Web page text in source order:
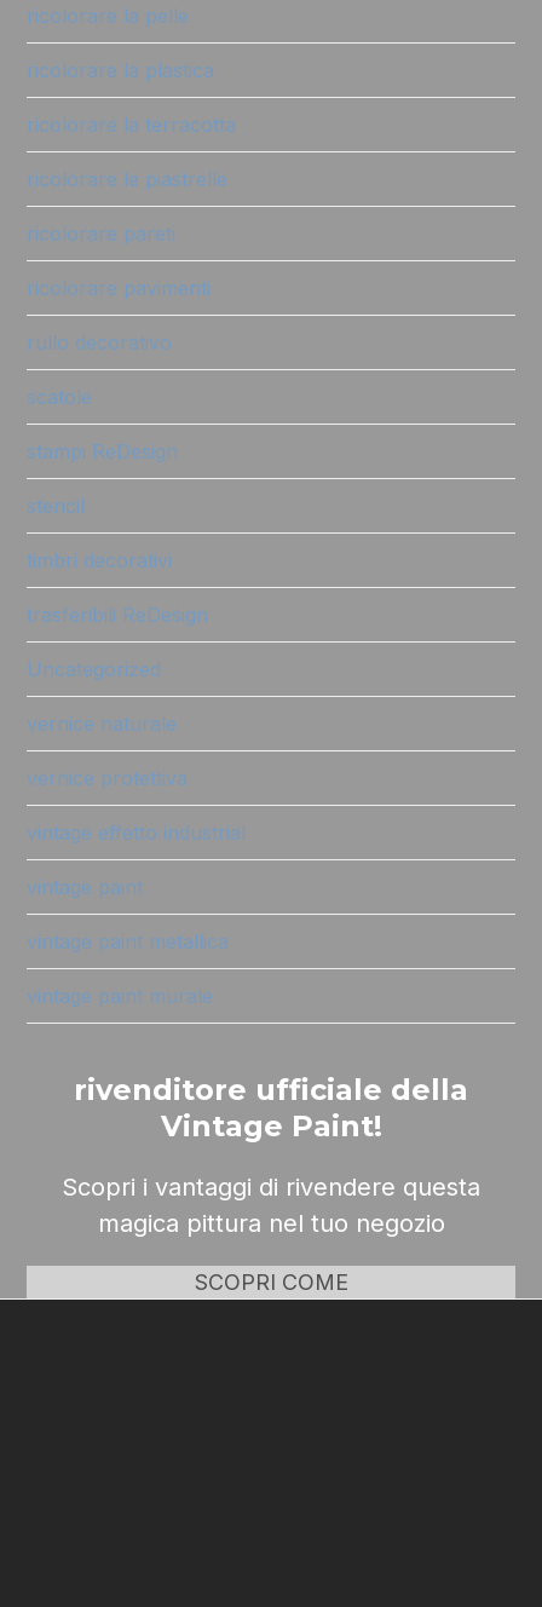
ricolorare la pelle
ricolorare la plastica
ricolorare la terracotta
ricolorare le piastrelle
ricolorare pareti
ricolorare pavimenti
rullo decorativo
scatole
stampi ReDesign
stencil
timbri decorativi
trasferibili ReDesign
Uncategorized
vernice naturale
vernice protettiva
vintage effetto industrial
vintage paint
vintage paint metallica
vintage paint murale
rivenditore ufficiale della
Vintage Paint!
Scopri i vantaggi di rivendere questa
magica pittura nel tuo negozio
SCOPRI COME